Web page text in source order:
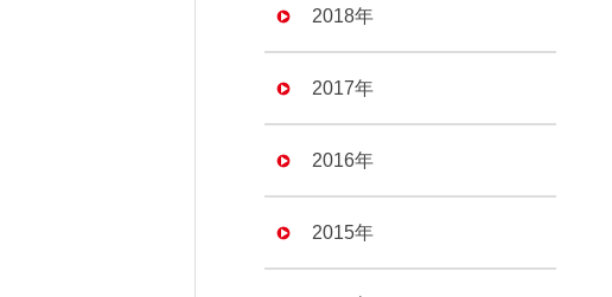
2018年
2017年
2016年
2015年